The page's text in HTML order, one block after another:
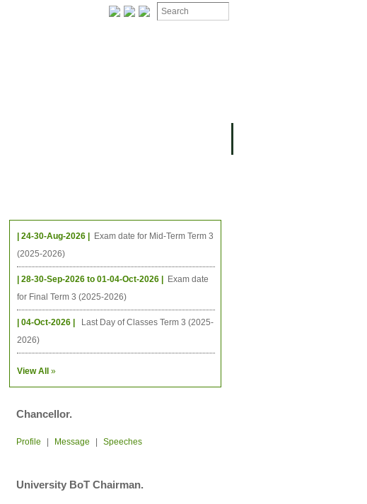
| 24-30-Aug-2026 |
Exam date for Mid-Term Term 3
(2025-2026)
| 28-30-Sep-2026 to 01-04-Oct-2026 |
Exam date
for Final Term 3 (2025-2026)
| 04-Oct-2026 |
Last Day of Classes Term 3 (2025-
2026)
View All »
Chancellor.
Profile Message Speeches
University BoT Chairman.